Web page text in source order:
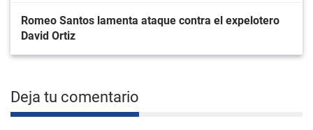
Romeo Santos lamenta ataque contra el expelotero
David Ortiz
Deja tu comentario